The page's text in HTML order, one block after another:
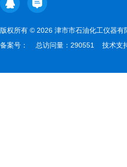
版权所有 © 2026 津市市石油化工仪器
备案号：
总访问量：290551 技术支